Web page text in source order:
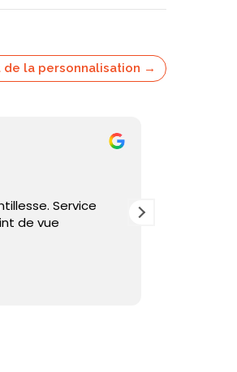
de la personnalisation →
Service
de vue